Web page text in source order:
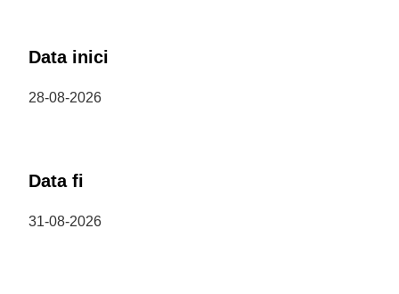
Data inici
28-08-2026
Data fi
31-08-2026